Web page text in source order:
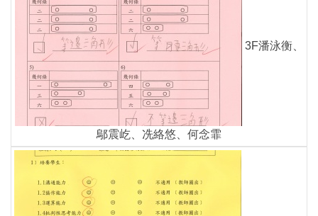
3F潘泳衡、
鄔震屹、冼絡悠、何念霏